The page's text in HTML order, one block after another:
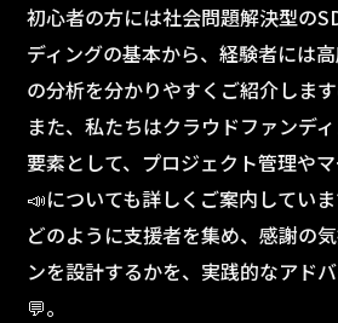
初心者の方には社会問題解決型の
ディングの基本から、経験者には
の分析を分かりやすくご紹介します
また、私たちはクラウドファンデ
要素として、プロジェクト管理や
📣についても詳しくご案内していま
どのように支援者を集め、感謝の
ンを設計するかを、実践的なアド
💬。